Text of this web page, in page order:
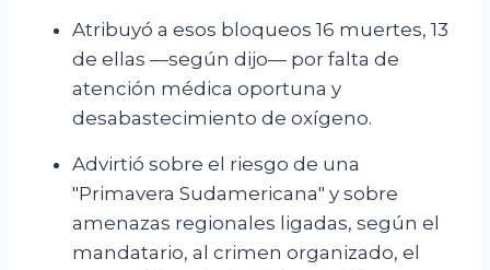
Atribuyó a esos bloqueos 16 muertes, 13
de ellas —según dijo— por falta de
atención médica oportuna y
desabastecimiento de oxígeno.
Advirtió sobre el riesgo de una
"Primavera Sudamericana" y sobre
amenazas regionales ligadas, según el
mandatario, al crimen organizado, el